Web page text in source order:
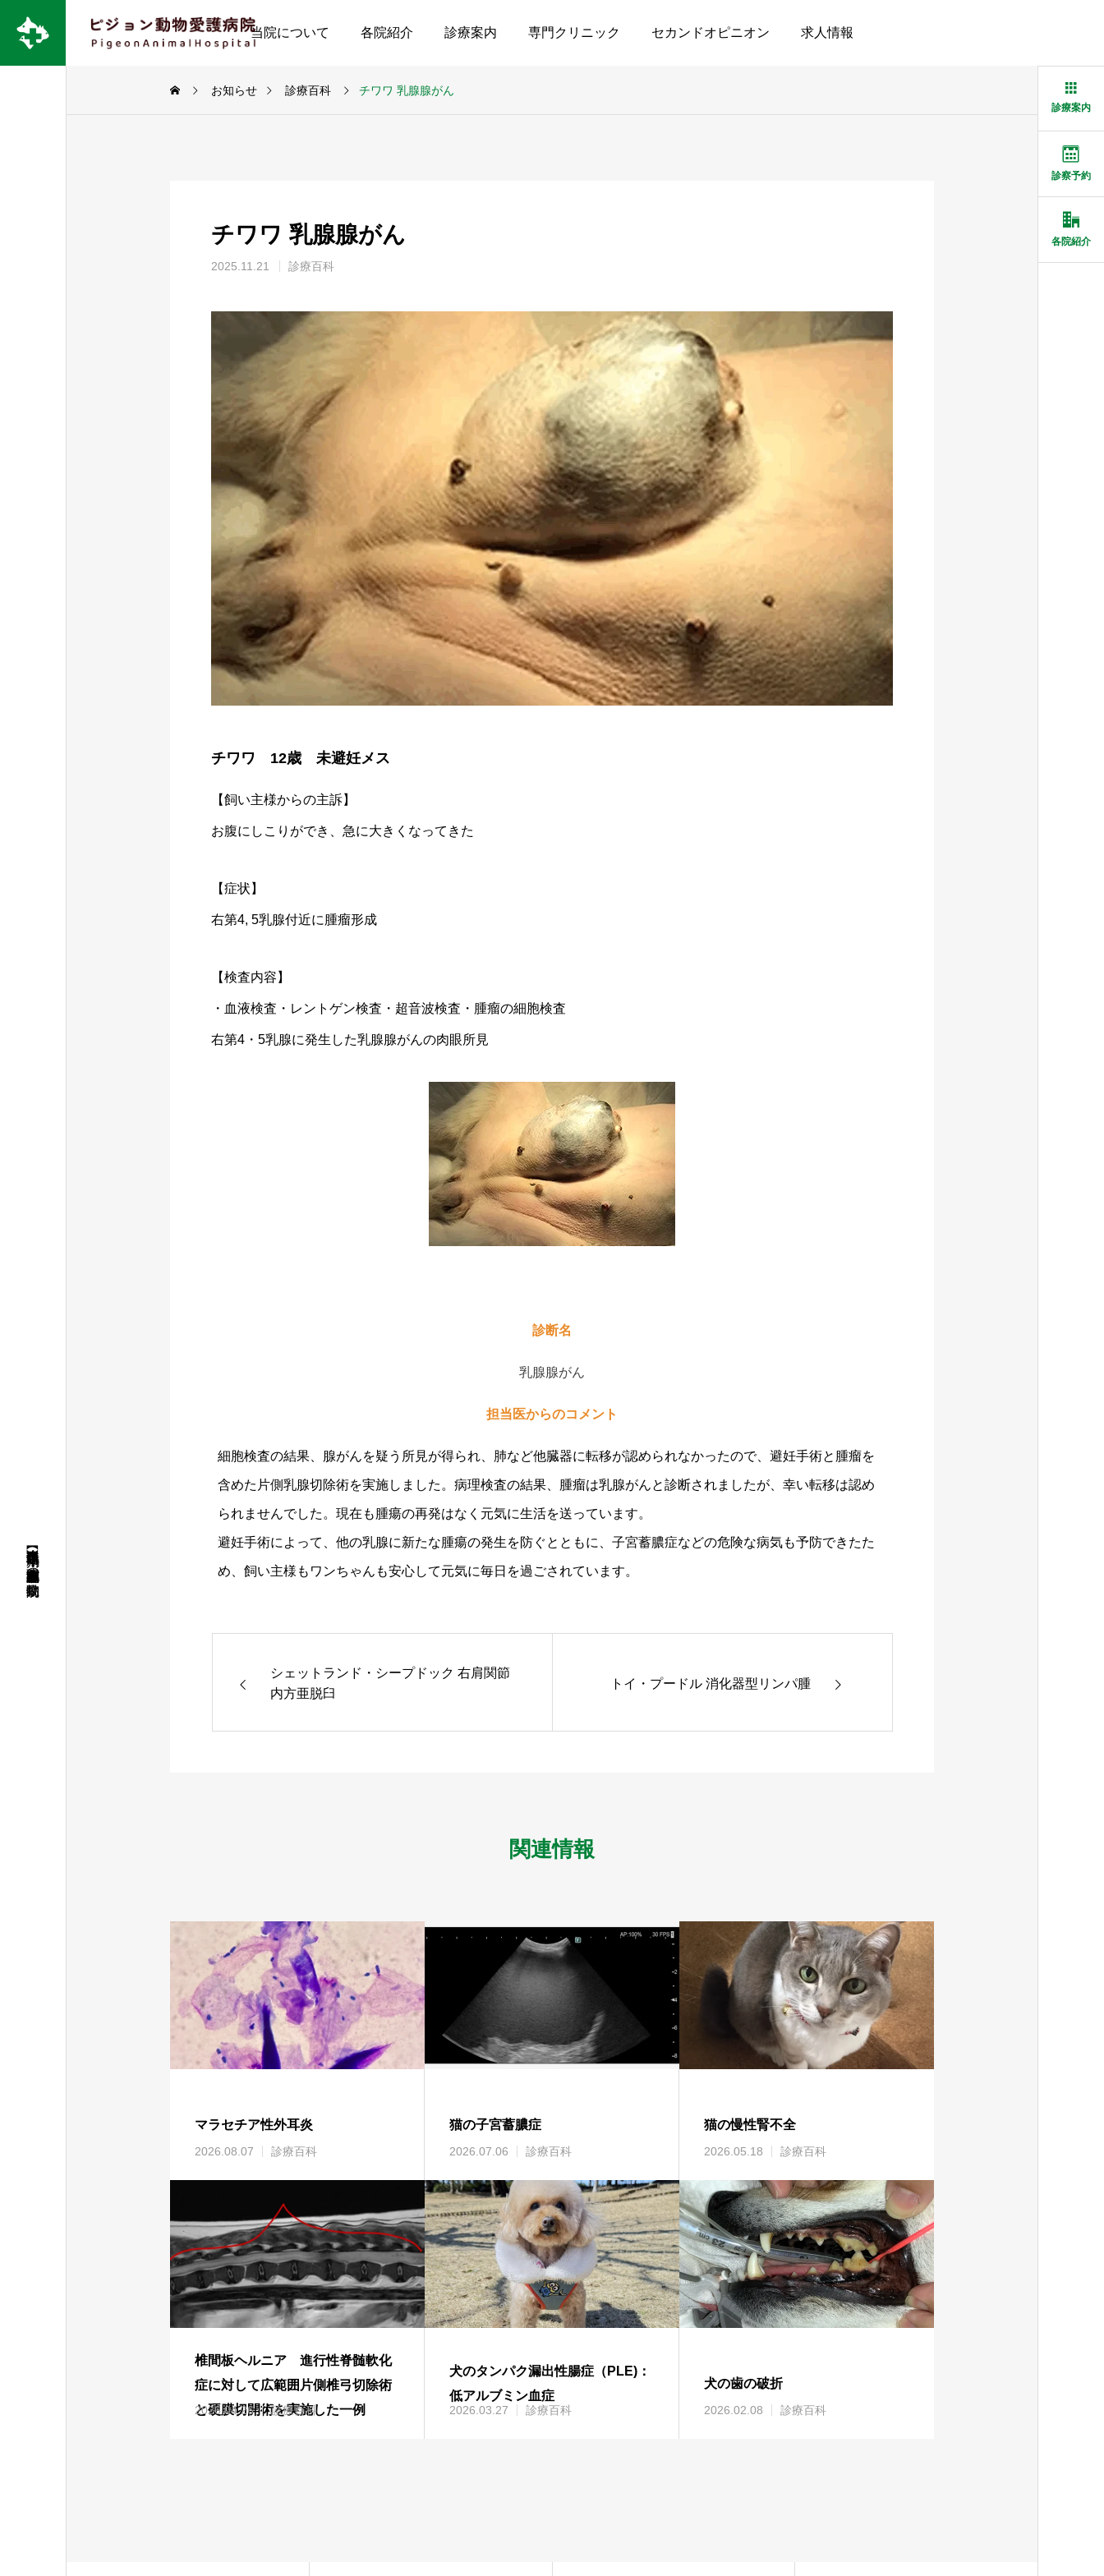
当院について 各院紹介 診療案内 専門クリニック セカンドオピニオン 求人情報
【年中無休】埼玉県 川口・鳩ヶ谷・蕨・東浦和・越谷・東京都北区赤羽の動物病院
診療案内
診察予約
各院紹介
お知らせ 診療百科 チワワ 乳腺腺がん
チワワ 乳腺腺がん
2025.11.21 診療百科
チワワ 12歳 未避妊メス
【飼い主様からの主訴】
お腹にしこりができ、急に大きくなってきた
【症状】
右第4, 5乳腺付近に腫瘤形成
【検査内容】
・血液検査・レントゲン検査・超音波検査・腫瘤の細胞検査
右第4・5乳腺に発生した乳腺腺がんの肉眼所見
診断名
乳腺腺がん
担当医からのコメント
細胞検査の結果、腺がんを疑う所見が得られ、肺など他臓器に転移が認められなかったので、避妊手術と腫瘤を
含めた片側乳腺切除術を実施しました。病理検査の結果、腫瘤は乳腺がんと診断されましたが、幸い転移は認め
られませんでした。現在も腫瘍の再発はなく元気に生活を送っています。
避妊手術によって、他の乳腺に新たな腫瘍の発生を防ぐとともに、子宮蓄膿症などの危険な病気も予防できたた
め、飼い主様もワンちゃんも安心して元気に毎日を過ごされています。
シェットランド・シープドック 右肩関節
内方亜脱臼
トイ・プードル 消化器型リンパ腫
関連情報
マラセチア性外耳炎
2026.08.07 診療百科
猫の子宮蓄膿症
2026.07.06 診療百科
猫の慢性腎不全
2026.05.18 診療百科
椎間板ヘルニア 進行性脊髄軟化
症に対して広範囲片側椎弓切除術
と硬膜切開術を実施した一例
2026.04.26 診療百科
犬のタンパク漏出性腸症（PLE)：
低アルブミン血症
2026.03.27 診療百科
犬の歯の破折
2026.02.08 診療百科